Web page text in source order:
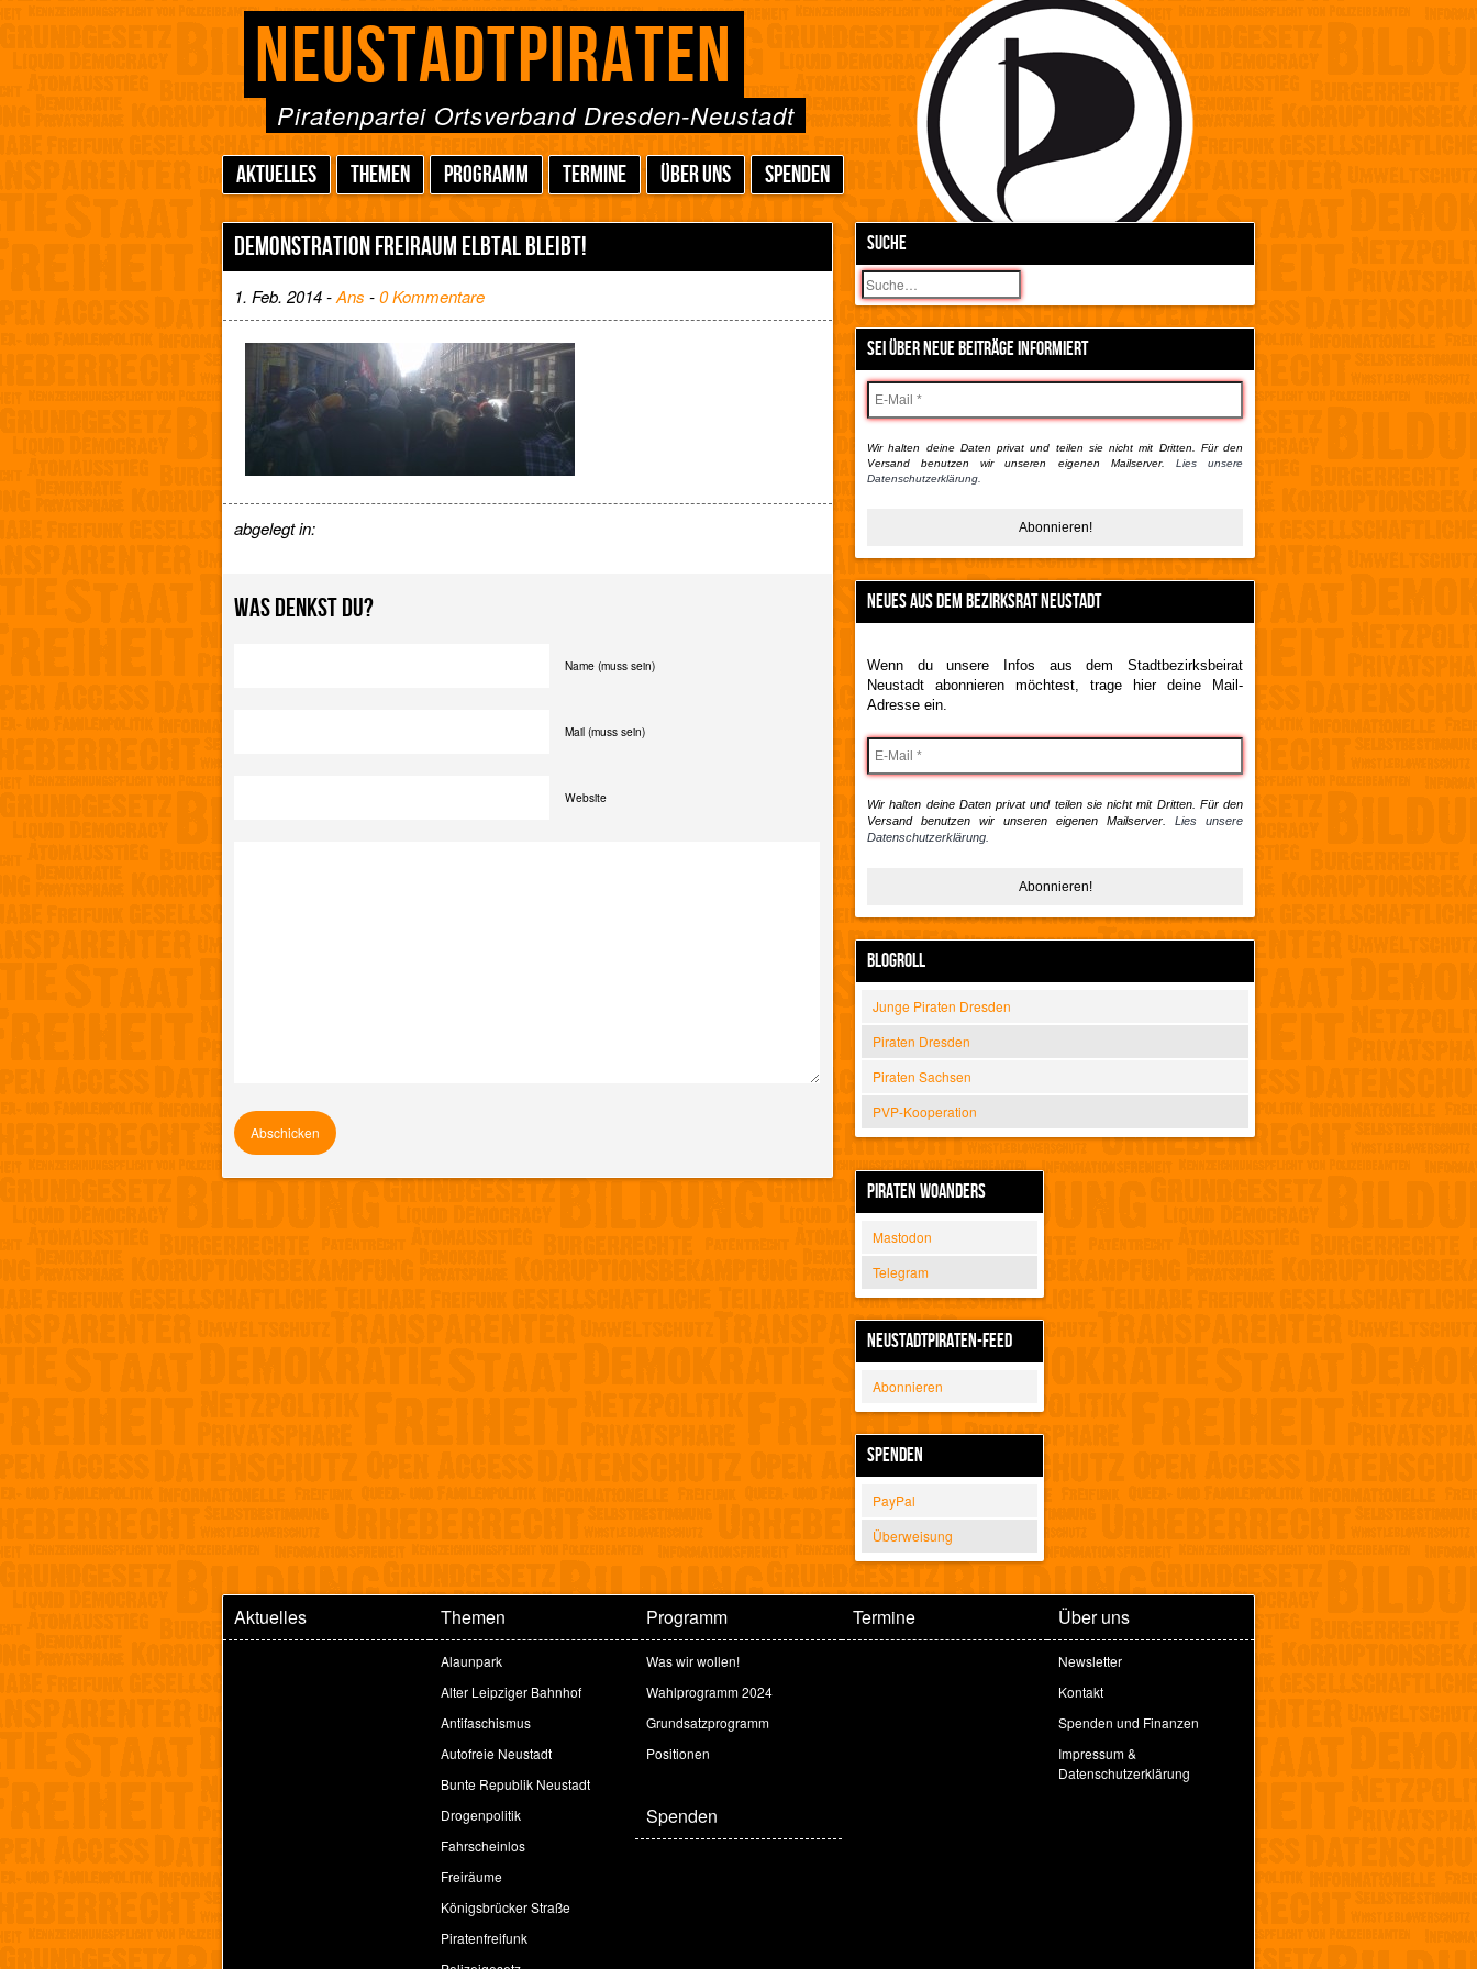
NEUSTADTPIRATEN
Piratenpartei Ortsverband Dresden-Neustadt
AKTUELLES THEMEN PROGRAMM TERMINE ÜBER UNS SPENDEN
SUCHE
Suchen
SEI ÜBER NEUE BEITRÄGE INFORMIERT
Wir halten deine Daten privat und teilen sie nicht mit Dritten. Für den
Versand benutzen wir unseren eigenen Mailserver. Lies unsere
Datenschutzerklärung.
NEUES AUS DEM BEZIRKSRAT NEUSTADT
Wenn du unsere Infos aus dem Stadtbezirksbeirat
Neustadt abonnieren möchtest, trage hier deine Mail-
Adresse ein.
Wir halten deine Daten privat und teilen sie nicht mit Dritten. Für den
Versand benutzen wir unseren eigenen Mailserver. Lies unsere
Datenschutzerklärung.
BLOGROLL
Junge Piraten Dresden
Piraten Dresden
Piraten Sachsen
PVP-Kooperation
PIRATEN WOANDERS
Mastodon
Telegram
NEUSTADTPIRATEN-FEED
Abonnieren
SPENDEN
PayPal
Überweisung
DEMONSTRATION FREIRAUM ELBTAL BLEIBT!
1. Feb. 2014 -Ans -0 Kommentare
abgelegt in:
WAS DENKST DU?
Name (muss sein)
Mail (muss sein)
Website
Aktuelles Themen
Alaunpark
Alter Leipziger Bahnhof
Antifaschismus
Autofreie Neustadt
Bunte Republik Neustadt
Drogenpolitik
Fahrscheinlos
Freiräume
Königsbrücker Straße
Piratenfreifunk
Programm
Was wir wollen!
Wahlprogramm 2024
Grundsatzprogramm
Positionen
Termine Über uns
Newsletter
Kontakt
Spenden und Finanzen
Impressum &
Datenschutzerklärung
Spenden